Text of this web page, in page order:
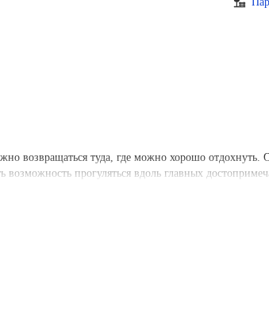
возвращаться туда, где можно хорошо
возможность прогуляться вдоль главных